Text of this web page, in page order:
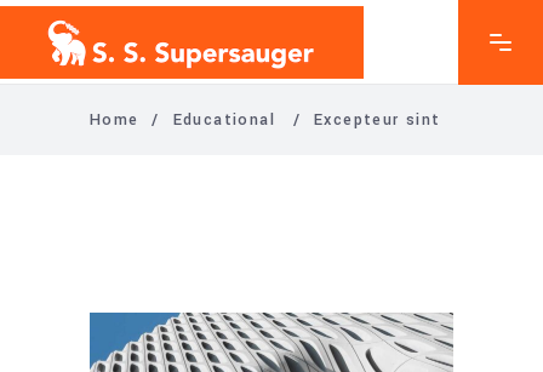
Home / Educational /Excepteur sint